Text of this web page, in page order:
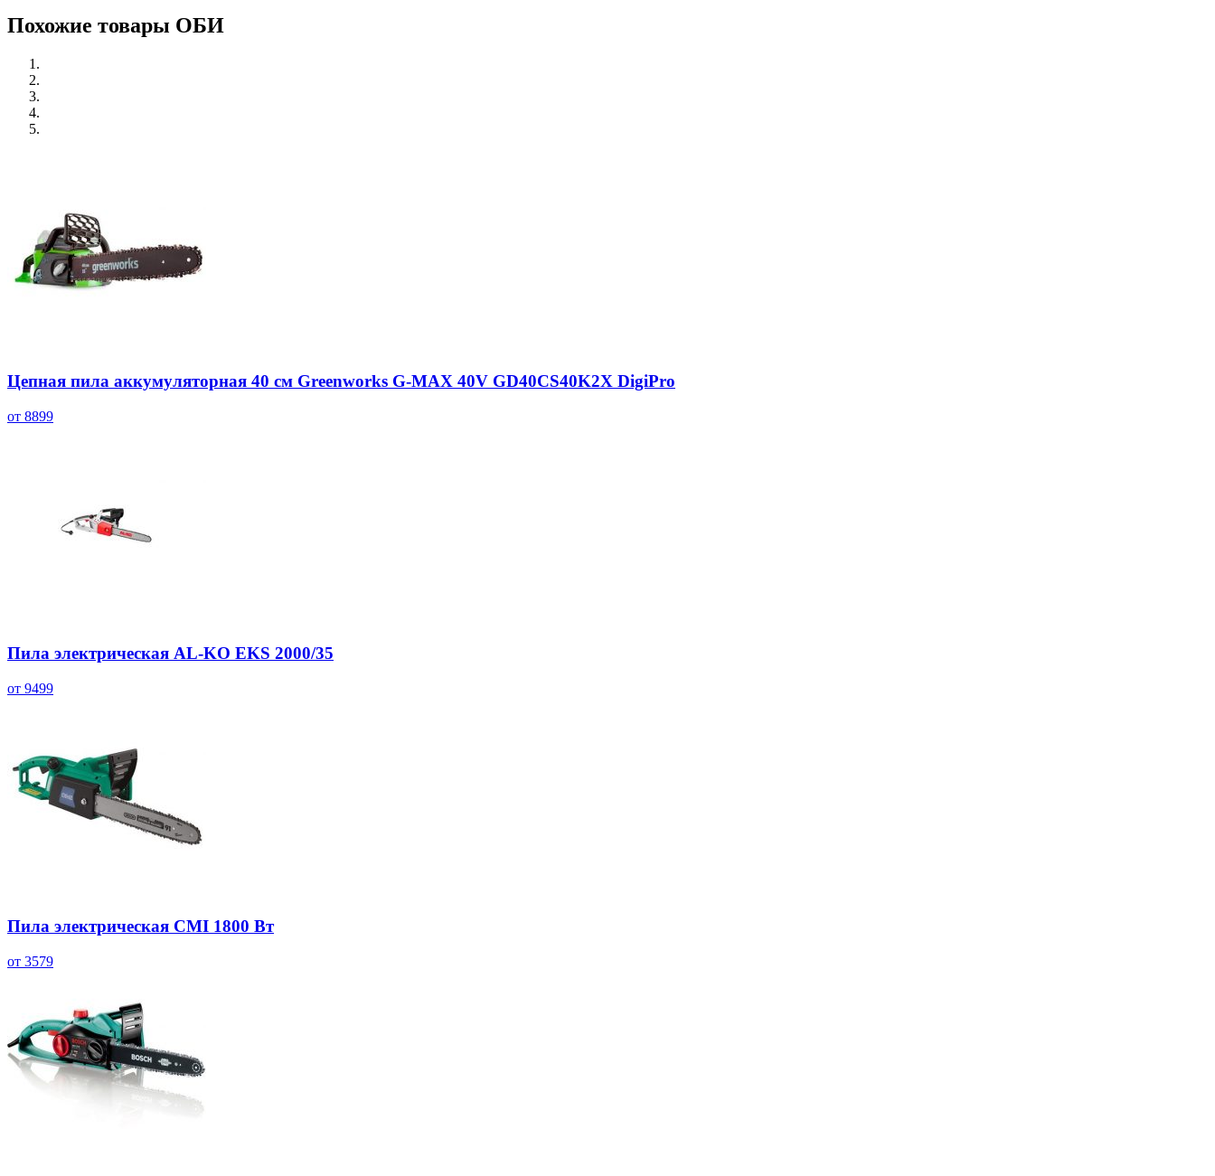
Похожие товары ОБИ
Цепная пила аккумуляторная 40 см Greenworks G-MAX 40V GD40CS40K2X DigiPro
от 8899
Пила электрическая AL-KO EKS 2000/35
от 9499
Пила электрическая CMI 1800 Вт
от 3579